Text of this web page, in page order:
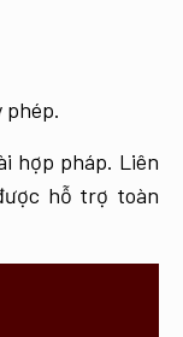
hợp pháp. Liên
hỗ trợ toàn